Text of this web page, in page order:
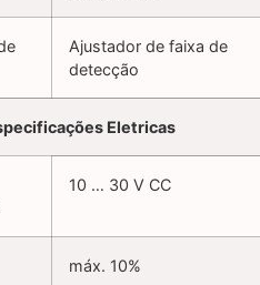
Ajustador de faixa de
detecção
Eletricas
10 … 30 V CC
máx. 10%